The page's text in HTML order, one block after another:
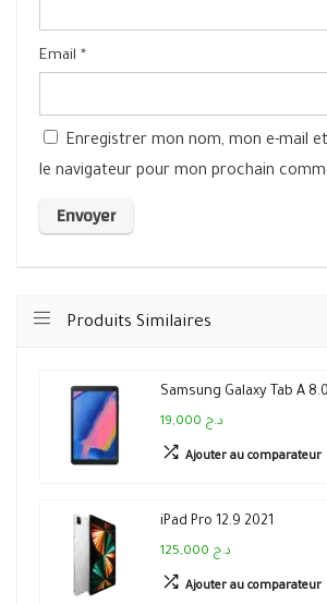
Email *
Enregistrer mon nom, mon e-mail
le navigateur pour mon prochain
Produits Similaires
Samsung Galaxy Tab A
19,000 د.ج
Ajouter au comparateur
iPad Pro 12.9 2021
125,000 د.ج
Ajouter au comparateur